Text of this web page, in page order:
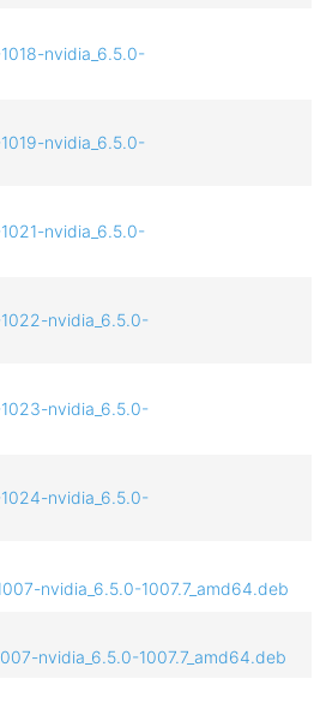
nvidia_6.5.0-
nvidia_6.5.0-
nvidia_6.5.0-
nvidia_6.5.0-
nvidia_6.5.0-
nvidia_6.5.0-
nvidia_6.5.0-1007.7_amd64.deb
nvidia_6.5.0-1007.7_amd64.deb